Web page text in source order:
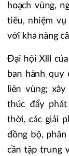
hoạch vùng,
tiêu, nhiệm
với khả năng
Đại hội XIII
ban hành quy
liên vùng;
thúc đẩy
thời, các giải
đồng bộ,
cần tập trung